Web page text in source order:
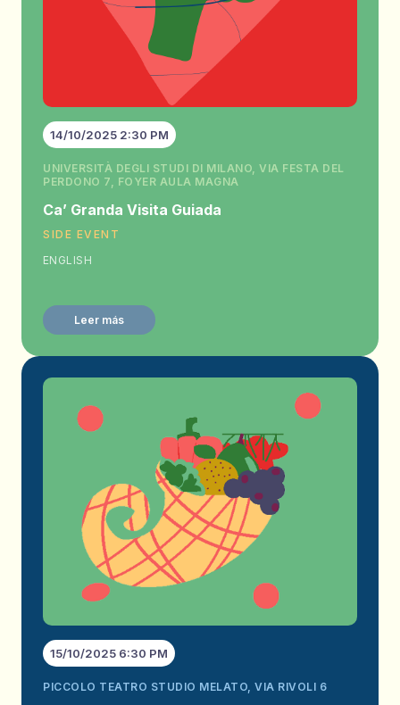
14/10/2025 2:30 PM
UNIVERSITÀ DEGLI STUDI DI MILANO, VIA FESTA DEL
PERDONO 7, FOYER AULA MAGNA
Caʼ Granda Visita Guiada
SIDE EVENT
ENGLISH
Leer más
15/10/2025 6:30 PM
PICCOLO TEATRO STUDIO MELATO, VIA RIVOLI 6